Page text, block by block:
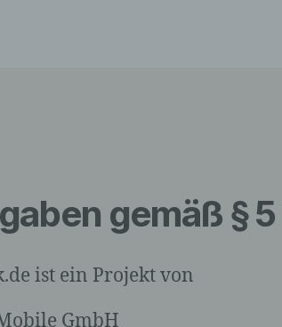
gemäß §
ist ein Projekt von
GmbH